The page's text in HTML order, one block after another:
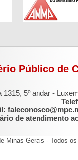
Público de
1315, 5º andar -
de atendimento
Minas Gerais - Todos